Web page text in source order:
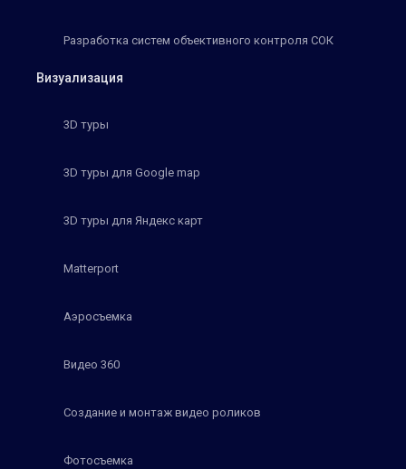
Разработка систем объективного контроля СОК
Визуализация
3D туры
3D туры для Google map
3D туры для Яндекс карт
Matterport
Аэросъемка
Видео 360
Создание и монтаж видео роликов
Фотосъемка